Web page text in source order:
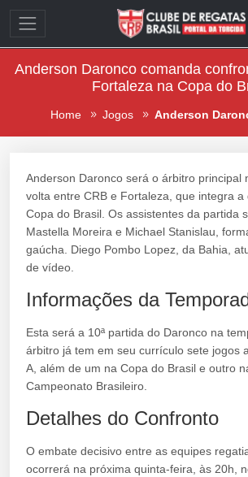
Anderson Daronco comanda
Fortaleza na Copa do
Home Jogos Anderson
Anderson Daronco será o árbitro principal
volta entre CRB e Fortaleza, que integra a
Copa do Brasil. Os assistentes da partida
Mastella Moreira e Michael Stanislau,
gaúcha. Diego Pombo Lopez, da Bahia,
de vídeo.
Informações da
Esta será a 10ª partida do Daronco na
árbitro já tem em seu currículo sete jogos
A, além de um na Copa do Brasil e outro
Campeonato Brasileiro.
Detalhes do Confronto
O embate decisivo entre as equipes
ocorrerá na próxima quinta-feira, às 20h,